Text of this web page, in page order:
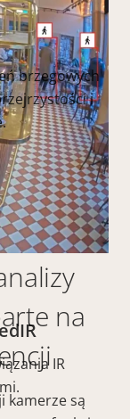
na
kamerze są
brzegowych
i
IR